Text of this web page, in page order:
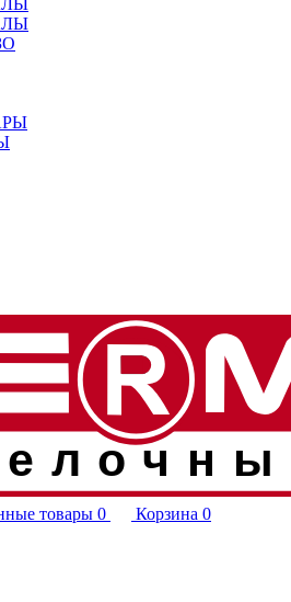
товары 0 Корзина 0